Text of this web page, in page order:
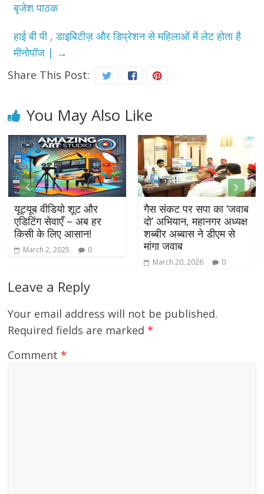
बृजेश पाठक
हाई बी पी , डाइबिटीज़ और डिप्रेशन से महिलाओं में लेट होता है
मीनोपॉज | →
Share This Post:
You May Also Like
यूट्यूब वीडियो शूट और
एडिटिंग सेवाएँ – अब हर
किसी के लिए आसान!
March 2, 2025 0
गैस संकट पर सपा का ‘जवाब
दो’ अभियान, महानगर अध्यक्ष
शब्बीर अब्बास ने डीएम से
मांगा जवाब
March 20, 2026 0
Leave a Reply
Your email address will not be published.
Required fields are marked*
Comment*